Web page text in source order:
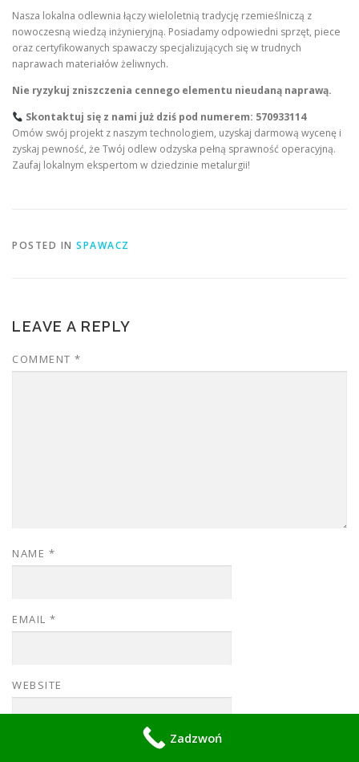
Nasza lokalna odlewnia łączy wieloletnią tradycję rzemieślniczą z
nowoczesną wiedzą inżynieryjną. Posiadamy odpowiedni sprzęt, piece
oraz certyfikowanych spawaczy specjalizujących się w trudnych
naprawach materiałów żeliwnych.
Nie ryzykuj zniszczenia cennego elementu nieudaną naprawą.
Skontaktuj się z nami już dziś pod numerem: 570933114
Omów swój projekt z naszym technologiem, uzyskaj darmową wycenę i
zyskaj pewność, że Twój odlew odzyska pełną sprawność operacyjną.
Zaufaj lokalnym ekspertom w dziedzinie metalurgii!
POSTED IN SPAWACZ
LEAVE A REPLY
COMMENT *
NAME *
EMAIL *
WEBSITE
Zadzwoń